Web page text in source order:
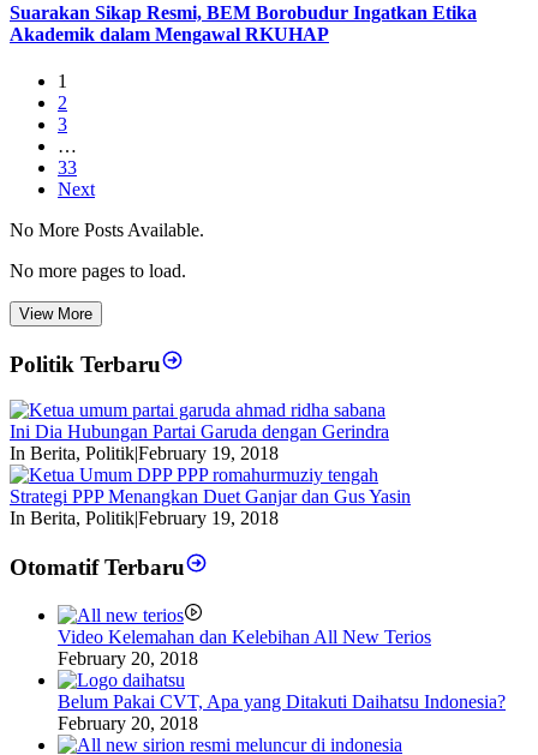
Suarakan Sikap Resmi, BEM Borobudur Ingatkan Etika
Akademik dalam Mengawal RKUHAP
1
2
3
…
33
Next
No More Posts Available.
No more pages to load.
View More
Politik Terbaru
Ini Dia Hubungan Partai Garuda dengan Gerindra
In Berita, Politik|February 19, 2018
Strategi PPP Menangkan Duet Ganjar dan Gus Yasin
In Berita, Politik|February 19, 2018
Otomatif Terbaru
Video Kelemahan dan Kelebihan All New Terios
February 20, 2018
Belum Pakai CVT, Apa yang Ditakuti Daihatsu Indonesia?
February 20, 2018